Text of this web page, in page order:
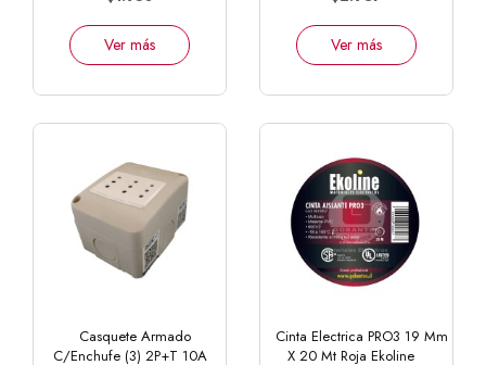
Ver más Ver más
Casquete Armado
C/Enchufe (3) 2P+T 10A
Cinta Electrica PRO3 19 Mm
X 20 Mt Roja Ekoline